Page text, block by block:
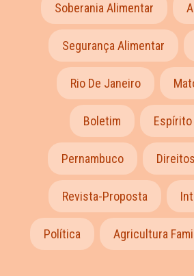
Soberania Alimentar
Segurança Alimentar
Rio De Janeiro
Boletim
Pernambuco
Revista-Proposta
Política Agricultura